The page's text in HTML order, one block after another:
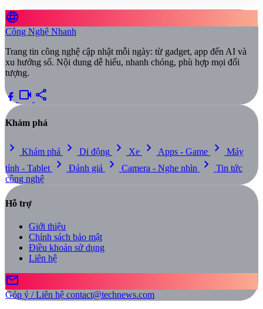
language
Công Nghệ Nhanh
Trang tin công nghệ cập nhật mỗi ngày: từ gadget, app đến AI và
xu hướng số. Nội dung dễ hiểu, nhanh chóng, phù hợp mọi đối
tượng.
videocam share
Khám phá
chevron_right Khám phá chevron_right Di động chevron_right Xe chevron_right Apps - Game chevron_right
Máy
tính - Tablet
chevron_right Đánh giá chevron_right Camera - Nghe nhìn chevron_right
Tin tức
công nghệ
Hỗ trợ
Giới thiệu
Chính sách bảo mật
Điều khoản sử dụng
Liên hệ
mail
Góp ý / Liên hệ contact@technews.com